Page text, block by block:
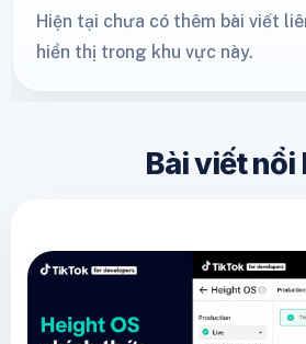
Hiện tại chưa có thêm bài viết
hiển thị trong khu vực này.
Bài viết nổi